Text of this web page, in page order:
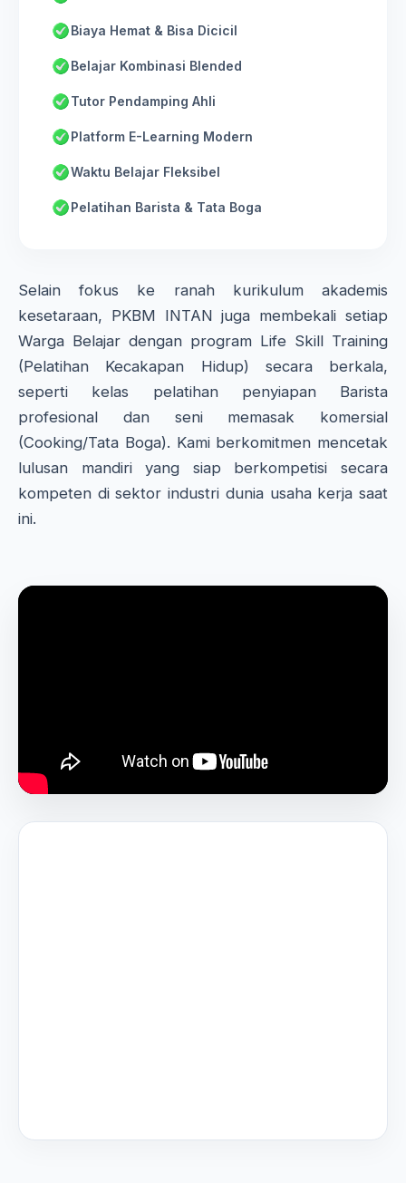
Biaya Hemat & Bisa Dicicil
Belajar Kombinasi Blended
Tutor Pendamping Ahli
Platform E-Learning Modern
Waktu Belajar Fleksibel
Pelatihan Barista & Tata Boga
Selain fokus ke ranah kurikulum akademis
kesetaraan, PKBM INTAN juga membekali setiap
Warga Belajar dengan program Life Skill Training
(Pelatihan Kecakapan Hidup) secara berkala,
seperti kelas pelatihan penyiapan Barista
profesional dan seni memasak komersial
(Cooking/Tata Boga). Kami berkomitmen mencetak
lulusan mandiri yang siap berkompetisi secara
kompeten di sektor industri dunia usaha kerja saat
ini.